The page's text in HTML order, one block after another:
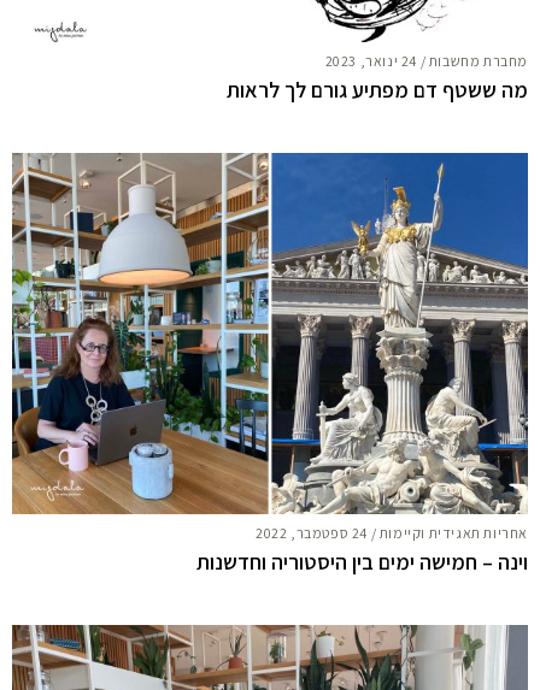
מחברת מחשבות / 24 ינואר, 2023
מה ששטף דם מפתיע גורם לך לראות
אחריות תאגידית וקיימות / 24 ספטמבר, 2022
וינה – חמישה ימים בין היסטוריה וחדשנות